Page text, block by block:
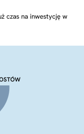
czas na inwestycję w